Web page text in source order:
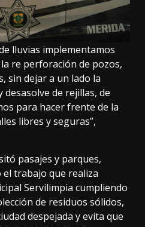
lluvias implementamos
re perforación de pozos,
sin dejar a un lado la
de rejillas, de
para hacer frente de la
libres y seguras”,
pasajes y parques,
trabajo que realiza
Servilimpia cumpliendo
de residuos sólidos,
despejada y evita que